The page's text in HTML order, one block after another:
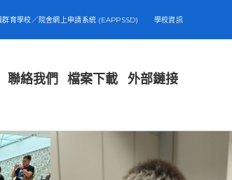
群育學校／院舍網上申請系統 (EAPPSSD) 學校資訊
聯絡我們 檔案下載 外部鏈接